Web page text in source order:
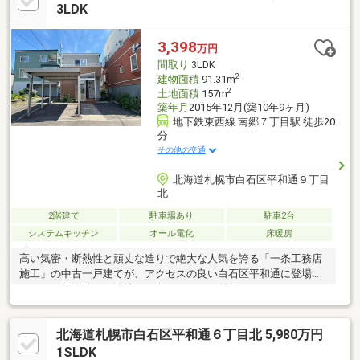
3LDK
3,398万円
間取り 3LDK
建物面積91.31m2
土地面積157m2
築年月 2015年12月(築10年9ヶ月)
地下鉄東西線 南郷７丁目駅 徒歩20
分
その他の交通
北海道札幌市白石区平和通９丁目
北
2階建て 駐車場あり
駐車2台
システムキッチン
オール電化 床暖房
高い気密・断熱性と頑丈な造りで絶大な人気を誇る「一条工務店
施工」の中古一戸建てが、アクセスの良い白石区平和通に登場し
を採用しており、毎月の光熱費を賢く抑えられます。間取りは使
い勝手の良い3LDK。冬の雪かき負担を大幅に軽減するカーポート
や、夏にはBBQやプールも楽しめるウッドデッキがすでに完備さ
れている大変お買い得な物件です。ハウスメーカーならではの安
北海道札幌市白石区平和通６丁目北 5,980万円
1SLDK